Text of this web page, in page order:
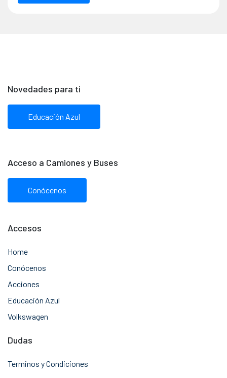
Novedades para ti
Educación Azul
Acceso a Camiones y Buses
Conócenos
Accesos
Home
Conócenos
Acciones
Educación Azul
Volkswagen
Dudas
Terminos y Condiciones